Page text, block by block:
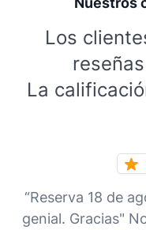
Los
La
“Reserva 18 de
genial. Gracias"